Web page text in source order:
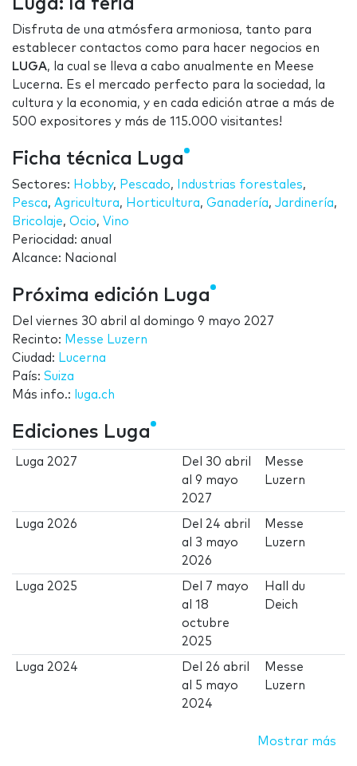
Luga: la feria
Disfruta de una atmósfera armoniosa, tanto para
establecer contactos como para hacer negocios en
LUGA, la cual se lleva a cabo anualmente en Meese
Lucerna. Es el mercado perfecto para la sociedad, la
cultura y la economia, y en cada edición atrae a más de
500 expositores y más de 115.000 visitantes!
Ficha técnica Luga
Sectores: Hobby, Pescado, Industrias forestales,
Pesca, Agricultura, Horticultura, Ganadería, Jardinería,
Bricolaje, Ocio, Vino
Periocidad: anual
Alcance: Nacional
Próxima edición Luga
Del viernes 30 abril al domingo 9 mayo 2027
Recinto: Messe Luzern
Ciudad: Lucerna
País: Suiza
Más info.: luga.ch
Ediciones Luga
Luga 2027 Del 30 abril
al9 mayo
2027
Messe
Luzern
Luga 2026 Del 24 abril
al 3 mayo
2026
Messe
Luzern
Luga 2025 Del
7 mayo
al18
octubre
2025
Hall du
Deich
Luga 2024 Del 26 abril
al 5 mayo
2024
Messe
Luzern
Mostrar más